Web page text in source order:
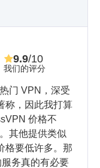
我们的评分
9.9/10
门 VPN，深受
称，因此我打算
价格不
其他提供类似
格要低许多。那
务真的有必要